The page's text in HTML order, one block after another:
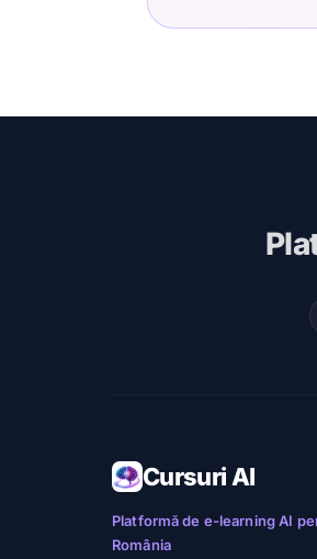
Cursuri AI
Platformă de e-learning AI
România